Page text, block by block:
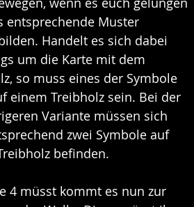
entsprechende Muster
Handelt es sich dabei
um die Karte mit dem
so muss eines der Symbole
einem Treibholz sein. Bei der
Variante müssen sich
zwei Symbole auf
befinden.
4 müsst kommt es nun zur